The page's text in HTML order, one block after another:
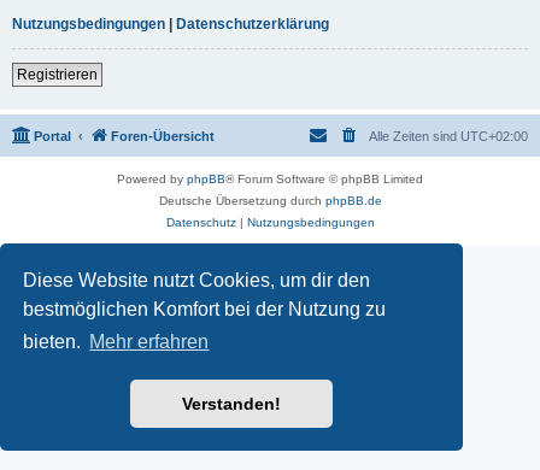
Diese Website nutzt Cookies, um dir den
bestmöglichen Komfort bei der Nutzung zu
bieten. Mehr erfahren
Verstanden!
Nutzungsbedingungen | Datenschutzerklärung
Registrieren
Portal Foren-Übersicht Alle Zeiten sind UTC+02:00
Powered by phpBB® Forum Software © phpBB Limited
Deutsche Übersetzung durch phpBB.de
Datenschutz| Nutzungsbedingungen